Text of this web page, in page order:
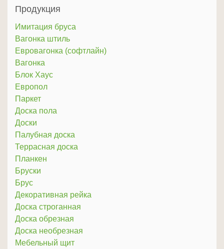
Продукция
Имитация бруса
Вагонка штиль
Евровагонка (софтлайн)
Вагонка
Блок Хаус
Европол
Паркет
Доска пола
Доски
Палубная доска
Террасная доска
Планкен
Бруски
Брус
Декоративная рейка
Доска строганная
Доска обрезная
Доска необрезная
Мебельный щит